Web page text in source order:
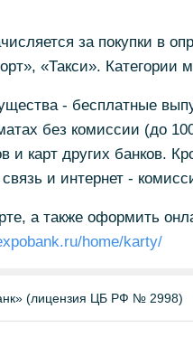
за покупки в
«Такси».
- бесплатные
без комиссии (до
и карт других банков.
и интернет -
а также оформить
home/karty/
(лицензия ЦБ РФ № 2998)